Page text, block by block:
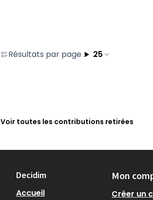
Résultats par page : 25
Voir toutes les contributions retirées
Decidim
Accueil
Mon
Créer un